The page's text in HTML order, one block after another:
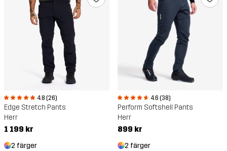
4.8 (26)
Edge Stretch Pants
Herr
1 199 kr
2 färger
4.6 (38)
Perform Softshell Pants
Herr
899 kr
2 färger